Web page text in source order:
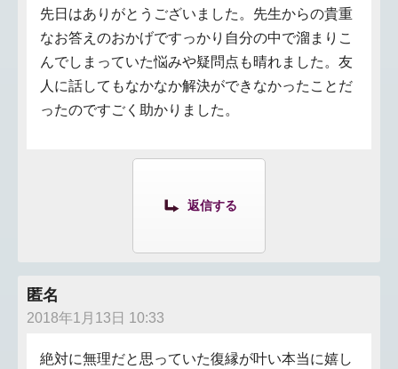
先日はありがとうございました。先生からの貴重
なお答えのおかげですっかり自分の中で溜まりこ
んでしまっていた悩みや疑問点も晴れました。友
人に話してもなかなか解決ができなかったことだ
ったのですごく助かりました。
返信する
匿名
2018年1月13日 10:33
絶対に無理だと思っていた復縁が叶い本当に嬉し